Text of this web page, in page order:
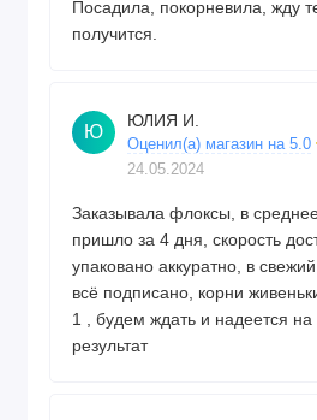
Посадила, покорневила, жду
получится.
Ю
ЮЛИЯ И.
Оценил(а) магазин на 5.0
24.05.2024
Заказывала флоксы, в
пришло за 4 дня, скорость
упаковано аккуратно, в
всё подписано, корни
1 , будем ждать и надеется
результат